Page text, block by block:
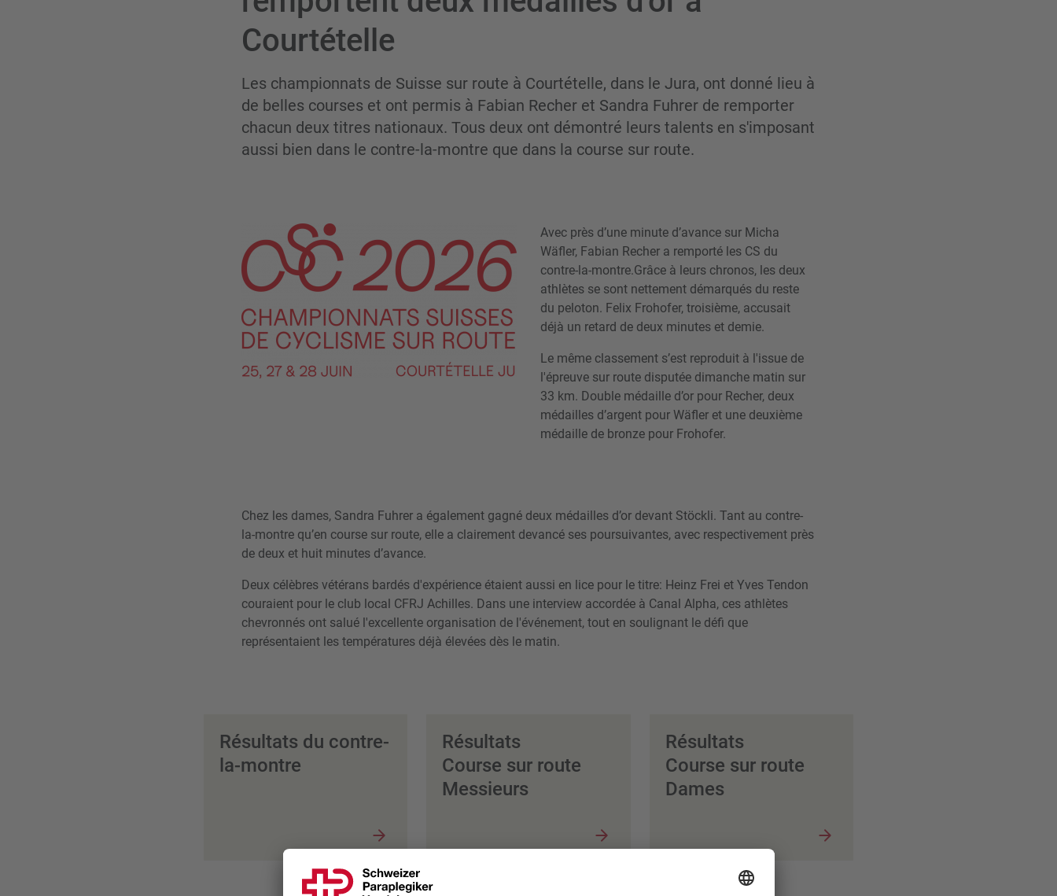
Courtételle
Les championnats de Suisse sur route à Courtételle, dans le Jura, ont donné lieu à
de belles courses et ont permis à Fabian Recher et Sandra Fuhrer de remporter
chacun deux titres nationaux. Tous deux ont démontré leurs talents en s'imposant
aussi bien dans le contre-la-montre que dans la course sur route.
Avec près d’une minute d’avance sur Micha
Wäfler, Fabian Recher a remporté les CS du
contre-la-montre.Grâce à leurs chronos, les deux
athlètes se sont nettement démarqués du reste
du peloton. Felix Frohofer, troisième, accusait
déjà un retard de deux minutes et demie.
Le même classement s’est reproduit à l'issue de
l'épreuve sur route disputée dimanche matin sur
33 km. Double médaille d’or pour Recher, deux
médailles d’argent pour Wäfler et une deuxième
médaille de bronze pour Frohofer.
Chez les dames, Sandra Fuhrer a également gagné deux médailles d’or devant Stöckli. Tant au contre-
la-montre qu’en course sur route, elle a clairement devancé ses poursuivantes, avec respectivement près
de deux et huit minutes d’avance.
Deux célèbres vétérans bardés d'expérience étaient aussi en lice pour le titre: Heinz Frei et Yves Tendon
couraient pour le club local CFRJ Achilles. Dans une interview accordée à Canal Alpha, ces athlètes
chevronnés ont salué l'excellente organisation de l'événement, tout en soulignant le défi que
représentaient les températures déjà élevées dès le matin.
Résultats du contre-
la-montre
Résultats
Course sur route
Messieurs
Résultats
Course sur route
Dames